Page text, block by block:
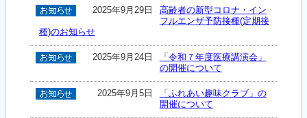
2025年9月29日
高齢者の新型コロナ・イン
フルエンザ予防接種(定期接
種)のお知らせ
2025年9月24日
「令和７年度医療講演会」
の開催について
2025年9月5日
「ふれあい趣味クラブ」の
開催について